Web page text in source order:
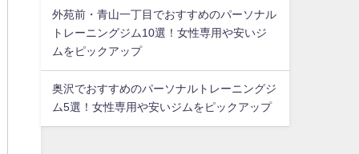
外苑前・青山一丁目でおすすめのパーソナル
トレーニングジム10選！女性専用や安いジ
ムをピックアップ
奥沢でおすすめのパーソナルトレーニングジ
ム5選！女性専用や安いジムをピックアップ